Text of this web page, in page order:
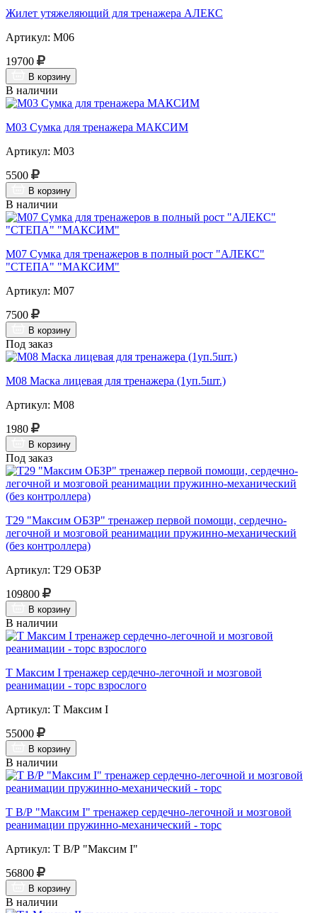
Жилет утяжеляющий для тренажера АЛЕКС
Артикул: М06
19700
В корзину
В наличии
М03 Сумка для тренажера МАКСИМ
Артикул: М03
5500
В корзину
В наличии
М07 Сумка для тренажеров в полный рост "АЛЕКС"
"СТЕПА" "МАКСИМ"
Артикул: М07
7500
В корзину
Под заказ
М08 Маска лицевая для тренажера (1уп.5шт.)
Артикул: М08
1980
В корзину
Под заказ
Т29 "Максим ОБЗР" тренажер первой помощи, сердечно-
легочной и мозговой реанимации пружинно-механический
(без контроллера)
Артикул: Т29 ОБЗР
109800
В корзину
В наличии
Т Максим I тренажер сердечно-легочной и мозговой
реанимации - торс взрослого
Артикул: Т Максим I
55000
В корзину
В наличии
Т В/Р "Максим I" тренажер сердечно-легочной и мозговой
реанимации пружинно-механический - торс
Артикул: Т В/Р "Максим I"
56800
В корзину
В наличии